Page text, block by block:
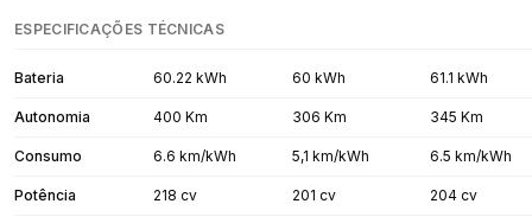
ESPECIFICAÇÕES TÉCNICAS
Bateria 60.22 kWh 60 kWh 61.1 kWh
Autonomia 400 Km 306 Km 345 Km
Consumo 6.6 km/kWh 5,1 km/kWh 6.5 km/kWh
Potência 218 cv 201 cv 204 cv